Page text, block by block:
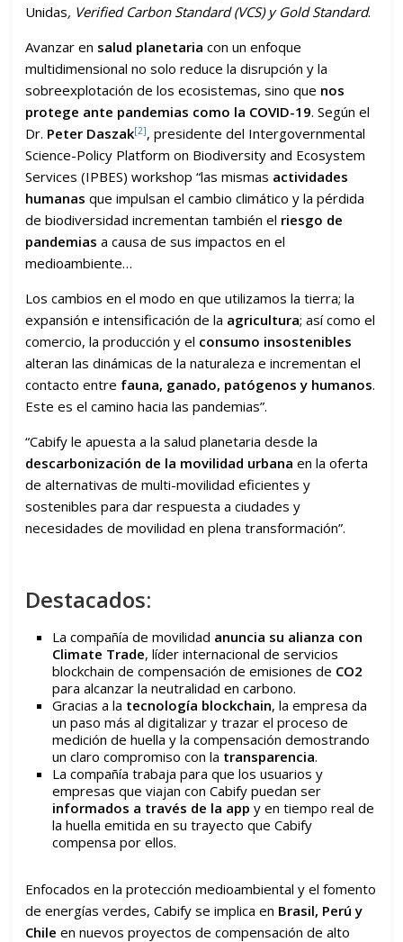
Unidas, Verified Carbon Standard (VCS) y Gold Standard.
Avanzar en salud planetariacon un enfoque
multidimensional no solo reduce la disrupción y la
sobreexplotación de los ecosistemas, sino que nos
protege ante pandemias como la COVID-19. Según el
Dr. Peter Daszak[2], presidente del Intergovernmental
Science-Policy Platform on Biodiversity and Ecosystem
Services (IPBES) workshop “las mismas actividades
humanas que impulsan el cambio climático y la pérdida
de biodiversidad incrementan también el riesgo de
pandemias a causa de sus impactos en el
medioambiente…
Los cambios en el modo en que utilizamos la tierra; la
expansión e intensificación de la agricultura; así como el
comercio, la producción y el consumo insostenibles
alteran las dinámicas de la naturaleza e incrementan el
contacto entre fauna, ganado, patógenos y humanos.
Este es el camino hacia las pandemias”.
“Cabify le apuesta a la salud planetaria desde la
descarbonización de la movilidad urbana en la oferta
de alternativas de multi-movilidad eficientes y
sostenibles para dar respuesta a ciudades y
necesidades de movilidad en plena transformación”.
Destacados:
La compañía de movilidad anuncia su alianza con
Climate Trade, líder internacional de servicios
blockchain de compensación de emisiones de CO2
para alcanzar la neutralidad en carbono.
Gracias a la tecnología blockchain, la empresa da
un paso más al digitalizar y trazar el proceso de
medición de huella y la compensación demostrando
un claro compromiso con la transparencia.
La compañía trabaja para que los usuarios y
empresas que viajan con Cabify puedan ser
informados a través de la app y en tiempo real de
la huella emitida en su trayecto que Cabify
compensa por ellos.
Enfocados en la protección medioambiental y el fomento
de energías verdes, Cabify se implica en Brasil, Perú y
Chile en nuevos proyectos de compensación de alto